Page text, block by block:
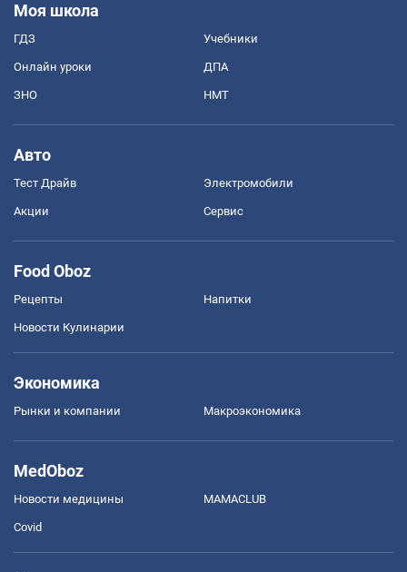
Моя школа
ГДЗ Учебники
Онлайн уроки ДПА
ЗНО НМТ
Авто
Тест Драйв Электромобили
Акции Сервис
Food Oboz
Рецепты Напитки
Новости Кулинарии
Экономика
Рынки и компании Mакроэкономика
MedOboz
Новости медицины MAMACLUB
Covid